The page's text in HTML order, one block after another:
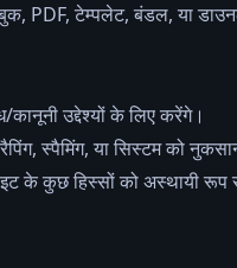
PDF, टेम्पलेट, बंडल, या
उद्देश्यों के लिए करेंगे।
स्पैमिंग, या सिस्टम को
के कुछ हिस्सों को अस्थायी